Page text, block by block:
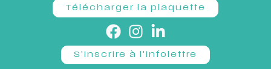
Télécharger la plaquette
S'inscrire à l'infolettre